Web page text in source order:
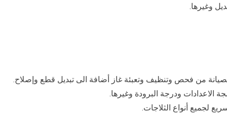
وغيرها.
من فحص وتنظيف وتعبئة غاز أضافة الى تبديل قطع وإصلاح.
الاعدادات ودرجة البرودة وغيرها.
لجميع أنواع الثلاجات.